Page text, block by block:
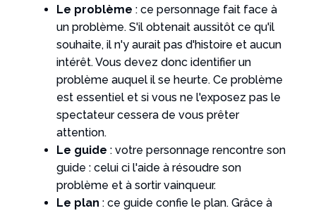
Le problème : ce personnage fait face à
un problème. S'il obtenait aussitôt ce qu'il
souhaite, il n'y aurait pas d'histoire et aucun
intérêt. Vous devez donc identifier un
problème auquel il se heurte. Ce problème
est essentiel et si vous ne l'exposez pas le
spectateur cessera de vous prêter
attention.
Le guide : votre personnage rencontre son
guide : celui ci l'aide à résoudre son
problème et à sortir vainqueur.
Le plan : ce guide confie le plan. Grâce à